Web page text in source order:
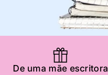
De uma mãe escritora